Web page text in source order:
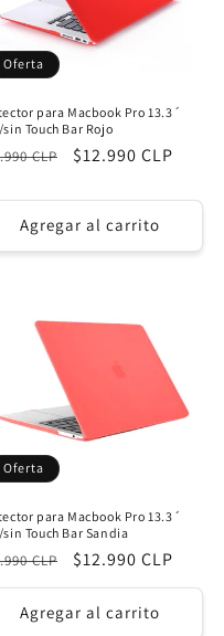
Oferta
para Macbook Pro 13.3´
Touch Bar Rojo
CLP
Precio
oferta
$12.990 CLP
Agregar al carrito
Oferta
para Macbook Pro 13.3´
Touch Bar Sandia
CLP
Precio
de
oferta
$12.990 CLP
Agregar al carrito